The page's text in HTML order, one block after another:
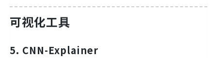
可视化工具
5. CNN-Explainer